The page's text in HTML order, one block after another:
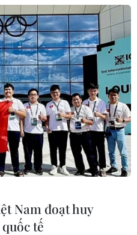
"ép" đồng đội
Đào Nha
Moutinho tham gia
cố tình lảng tránh.
Nam đoạt huy
tế